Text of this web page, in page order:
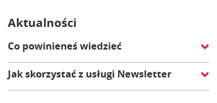
Aktualności
Co powinieneś wiedzieć
Jak skorzystać z usługi Newsletter